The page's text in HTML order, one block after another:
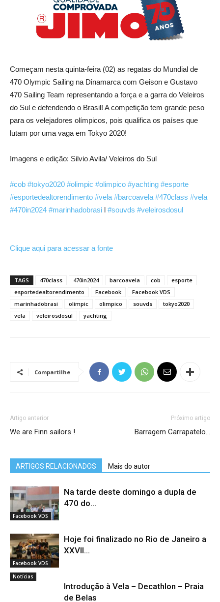
Começam nesta quinta-feira (02) as regatas do Mundial de
470 Olympic Sailing na Dinamarca com Geison e Gustavo
470 Sailing Team representando a força e a garra do Veleiros
do Sul e defendendo o Brasil! A competição tem grande peso
para os velejadores olímpicos, pois qualifica os países que
lutam por uma vaga em Tokyo 2020!
Imagens e edição: Silvio Avila/ Veleiros do Sul
#cob #tokyo2020 #olimpic #olimpico #yachting #esporte
#esportedealtorendimento #vela #barcoavela #470class #vela
#470in2024 #marinhadobrasi l #souvds #veleirosdosul
Clique aqui para acessar a fonte
TAGS 470class 470in2024 barcoavela cob
esporte
esportedealtorendimento
Facebook
Facebook VDS
marinhadobrasi
olimpic olimpico souvds
tokyo2020
vela
veleirosdosul yachting
Compartilhe
Artigo anterior
We are Finn sailors !
Próximo artigo
Barragem Carrapatelo…
ARTIGOS RELACIONADOS Mais do autor
Facebook VDS
Na tarde deste domingo a dupla de
470 do...
Facebook VDS
Hoje foi finalizado no Rio de Janeiro a
XXVII...
Notícias
Introdução à Vela – Decathlon – Praia
de Belas